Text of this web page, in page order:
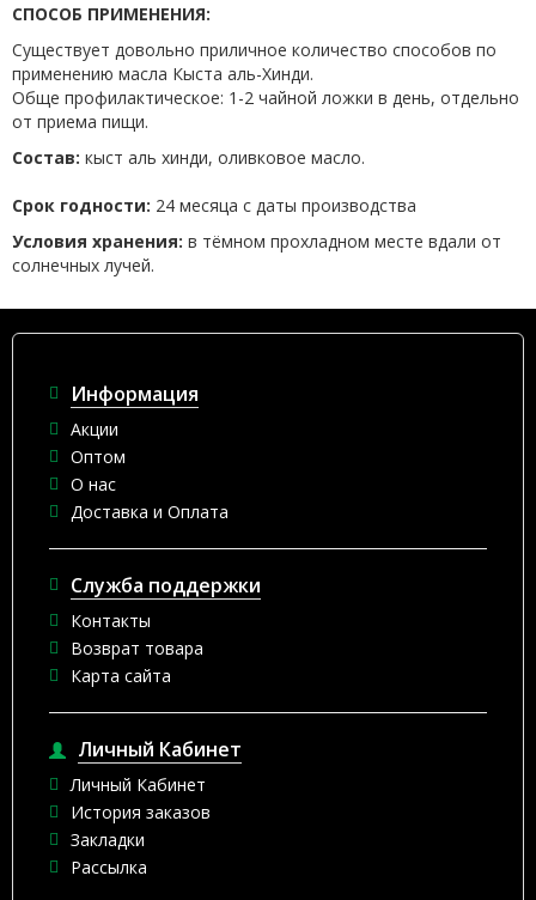
СПОСОБ ПРИМЕНЕНИЯ:
Существует довольно приличное количество способов по
применению масла Кыста аль-Хинди.
Обще профилактическое: 1-2 чайной ложки в день, отдельно
от приема пищи.
Состав: кыст аль хинди, оливковое масло.
Срок годности: 24 месяца с даты производства
Условия хранения: в тёмном прохладном месте вдали от
солнечных лучей.
Информация
Акции
Оптом
О нас
Доставка и Оплата
Служба поддержки
Контакты
Возврат товара
Карта сайта
Личный Кабинет
Личный Кабинет
История заказов
Закладки
Рассылка